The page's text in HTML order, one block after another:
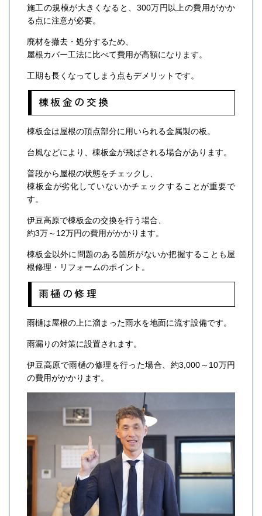
施工の規模が大きくなると、300万円以上の費用がかか
る点に注意が必要。
廃材を撤去・処分するため、
屋根カバー工法に比べて費用が高額になります。
工期も長くなってしまう点もデメリットです。
棟板金の交換
棟板金は屋根の頂点部分に用いられる金属製の板。
台風などにより、棟板金が飛ばされる場合があります。
普段から屋根の状態をチェックし、
棟板金が劣化していないかチェックすることが重要で
す。
伊豆高原で棟板金の交換を行う場合、
約3万～12万円の費用がかかります。
棟板金以外に問題のある箇所がないか把握することも屋
根修理・リフォームのポイント。
雨樋の修理
雨樋は屋根の上に溜まった雨水を地面に流す設備です。
雨漏りの対策に設置されます。
伊豆高原で雨樋の修理を行った場合、約3,000～10万円
の費用がかかります。